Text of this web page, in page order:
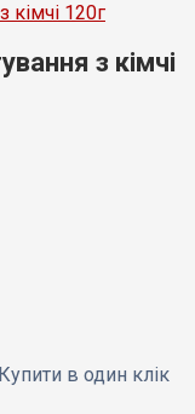
з кімчі
Купити в один клік